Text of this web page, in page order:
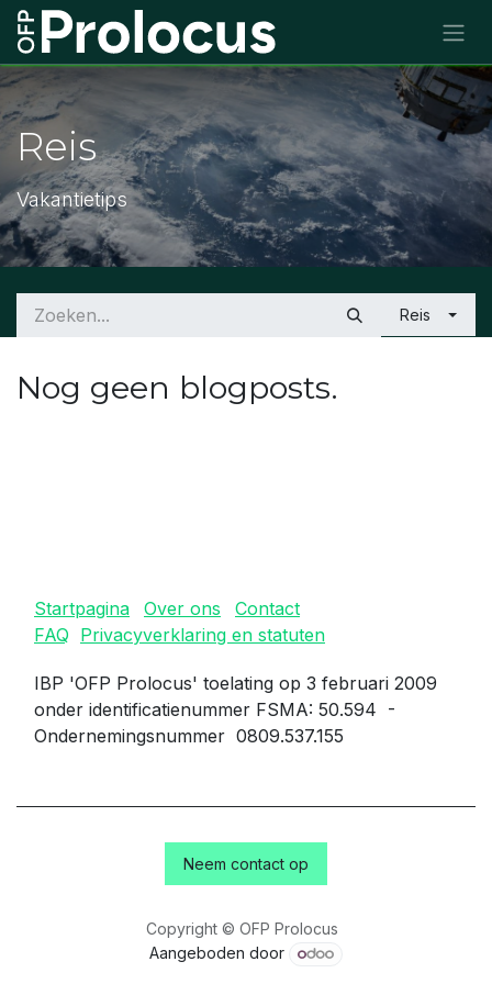
Overslaan naar inhoud
Reis
Vakantietips
Reis
Nog geen blogposts.
Startpagina Over ons
Contact
FAQ Privacyverklaring en statuten
IBP 'OFP Prolocus' toelating op 3 februari 2009
onder identificatienummer FSMA: 50.594 -
Ondernemingsnummer 0809.537.155
Neem contact op
Copyright © OFP Prolocus
Aangeboden door